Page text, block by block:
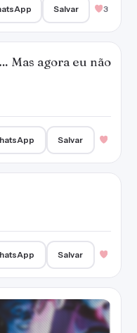
Salvar 3
Mas agora eu não
Salvar
Salvar